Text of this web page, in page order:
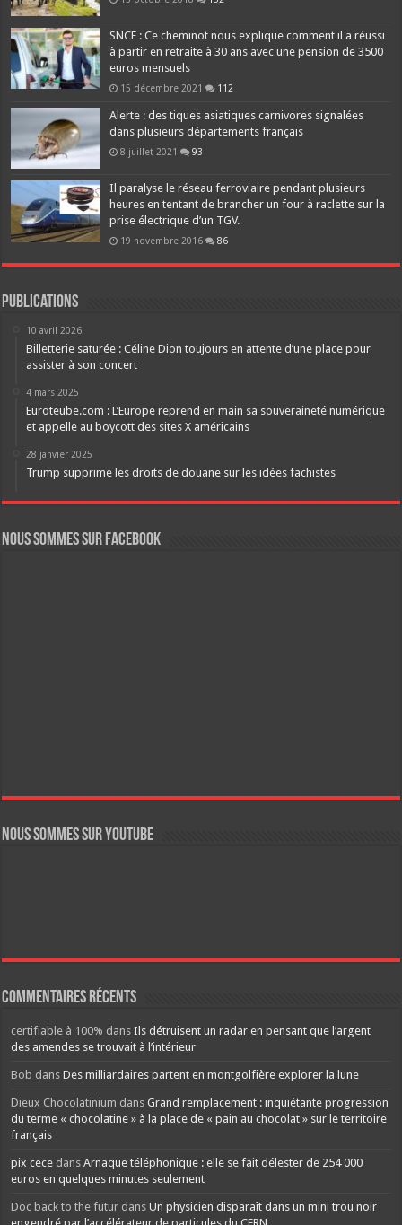
SNCF : Ce cheminot nous explique comment il a réussi
à partir en retraite à 30 ans avec une pension de 3500
euros mensuels
15 décembre 2021 112
Alerte : des tiques asiatiques carnivores signalées
dans plusieurs départements français
8 juillet 2021 93
Il paralyse le réseau ferroviaire pendant plusieurs
heures en tentant de brancher un four à raclette sur la
prise électrique d’un TGV.
19 novembre 2016 86
Publications
10 avril 2026
Billetterie saturée : Céline Dion toujours en attente d’une place pour
assister à son concert
4 mars 2025
Euroteube.com : L’Europe reprend en main sa souveraineté numérique
et appelle au boycott des sites X américains
28 janvier 2025
Trump supprime les droits de douane sur les idées fachistes
Nous sommes sur FaceBook
Nous sommes sur YouTube
Commentaires récents
certifiable à 100% dansIls détruisent un radar en pensant que l’argent
des amendes se trouvait à l’intérieur
Bob dansDes milliardaires partent en montgolfière explorer la lune
Dieux Chocolatinium dansGrand remplacement : inquiétante progression
du terme « chocolatine » à la place de « pain au chocolat » sur le territoire
français
pix cece dansArnaque téléphonique : elle se fait délester de 254 000
euros en quelques minutes seulement
Doc back to the futur dansUn physicien disparaît dans un mini trou noir